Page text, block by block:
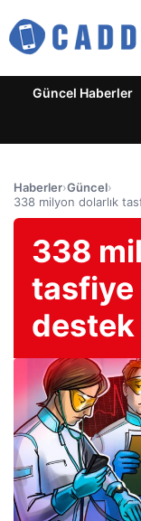
Güncel Haberler
Haberler›Güncel›
338 milyon dolarlık
338